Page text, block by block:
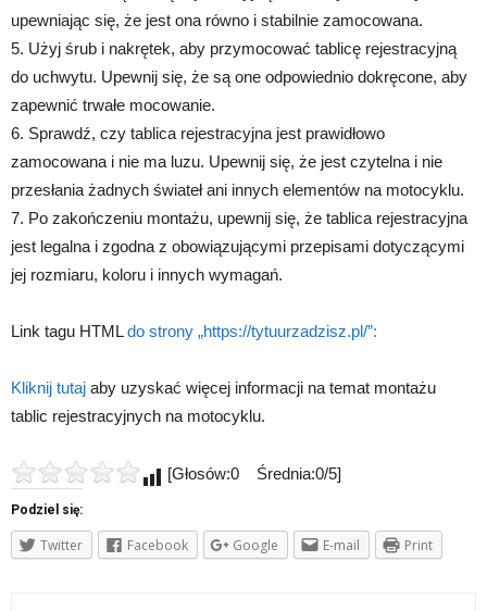
upewniając się, że jest ona równo i stabilnie zamocowana.
5. Użyj śrub i nakrętek, aby przymocować tablicę rejestracyjną
do uchwytu. Upewnij się, że są one odpowiednio dokręcone, aby
zapewnić trwałe mocowanie.
6. Sprawdź, czy tablica rejestracyjna jest prawidłowo
zamocowana i nie ma luzu. Upewnij się, że jest czytelna i nie
przesłania żadnych świateł ani innych elementów na motocyklu.
7. Po zakończeniu montażu, upewnij się, że tablica rejestracyjna
jest legalna i zgodna z obowiązującymi przepisami dotyczącymi
jej rozmiaru, koloru i innych wymagań.
Link tagu HTMLdo strony „https://tytuurzadzisz.pl/”:
Kliknij tutaj aby uzyskać więcej informacji na temat montażu
tablic rejestracyjnych na motocyklu.
[Głosów:0 Średnia:0/5]
Podziel się:
Twitter Facebook Google E-mail Print